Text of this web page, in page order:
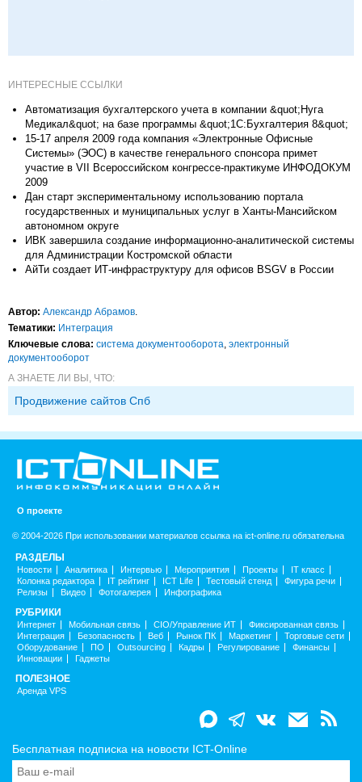
ИНТЕРЕСНЫЕ ССЫЛКИ
Автоматизация бухгалтерского учета в компании &quot;Нуга
Медикал&quot; на базе программы &quot;1С:Бухгалтерия 8&quot;
15-17 апреля 2009 года компания «Электронные Офисные
Системы» (ЭОС) в качестве генерального спонсора примет
участие в VII Всероссийском конгрессе-практикуме ИНФОДОКУМ
2009
Дан старт экспериментальному использованию портала
государственных и муниципальных услуг в Ханты-Мансийском
автономном округе
ИВК завершила создание информационно-аналитической системы
для Администрации Костромской области
АйТи создает ИТ-инфраструктуру для офисов BSGV в России
Автор: Александр Абрамов
Тематики: Интеграция
Ключевые слова: система документооборота электронный
документооборот
А ЗНАЕТЕ ЛИ ВЫ, ЧТО:
Продвижение сайтов Спб
О проекте
© 2004-2026 При использовании материалов ссылка на ict-online.ru обязательна
РАЗДЕЛЫ
Новости Аналитика Интервью Мероприятия Проекты
IT класс
Колонка редактора
IT рейтинг ICT Life Тестовый стенд
Фигура речи
Релизы
Видео Фотогалерея Инфографика
РУБРИКИ
Интернет Мобильная связь CIO/Управление ИТ
Фиксированная связь
Интеграция
Безопасность Веб Рынок ПК Маркетинг
Торговые сети
Оборудование
ПО Outsourcing Кадры Регулирование
Финансы
Инновации
Гаджеты
ПОЛЕЗНОЕ
Аренда VPS
Бесплатная подписка на новости ICT-Online